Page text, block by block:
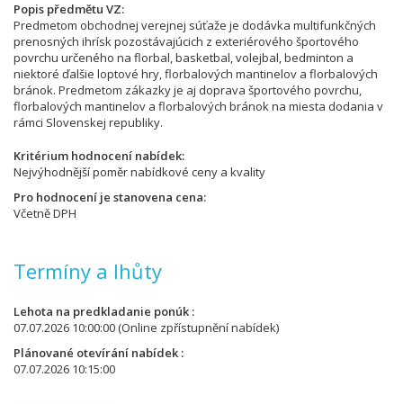
Popis předmětu VZ
Predmetom obchodnej verejnej súťaže je dodávka multifunkčných
prenosných ihrísk pozostávajúcich z exteriérového športového
povrchu určeného na florbal, basketbal, volejbal, bedminton a
niektoré ďalšie loptové hry, florbalových mantinelov a florbalových
bránok. Predmetom zákazky je aj doprava športového povrchu,
florbalových mantinelov a florbalových bránok na miesta dodania v
rámci Slovenskej republiky.
Kritérium hodnocení nabídek
Nejvýhodnější poměr nabídkové ceny a kvality
Pro hodnocení je stanovena cena
Včetně DPH
Termíny a lhůty
Lehota na predkladanie ponúk
07.07.2026 10:00:00(Online zpřístupnění nabídek)
Plánované otevírání nabídek
07.07.2026 10:15:00